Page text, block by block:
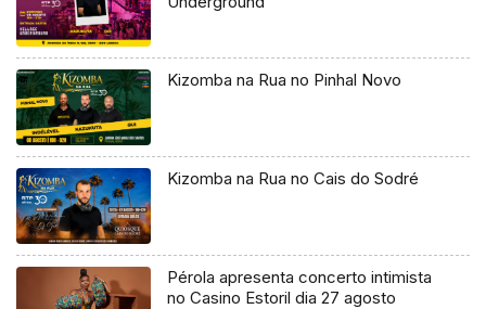
Kizomba na Rua no Pinhal Novo
Kizomba na Rua no Cais do Sodré
Pérola apresenta concerto intimista
no Casino Estoril dia 27 agosto